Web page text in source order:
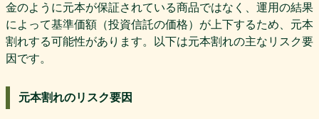
金のように元本が保証されている商品ではなく、運用の結果
によって基準価額（投資信託の価格）が上下するため、元本
割れする可能性があります。以下は元本割れの主なリスク要
因です。
元本割れのリスク要因